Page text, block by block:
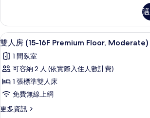
吸
煙
房
(Hollywood)
的
所
有
相
雙
床
房,
吸
煙
(Hollywood)
的
情
顯
示
雙
人
房
(15-
16F
雙人房 (15-
9
雙人房 (15-16F Premium Floor, Moderate)
1 間臥室
可容納 2 人 (依實際入住人數計費)
1 張標準雙人床
免費無線上網
更多資訊
更